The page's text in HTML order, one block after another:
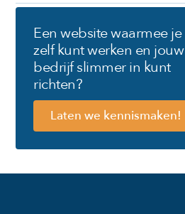
Een website waarmee je
zelf kunt werken en jouw
bedrijf slimmer in kunt
richten?
Laten we kennismaken!